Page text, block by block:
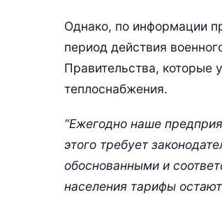
Однако, по информации
период действия
Правительства, которые
теплоснабжения.
“Ежегодно наше
этого требует
обоснованными и
населения тарифы